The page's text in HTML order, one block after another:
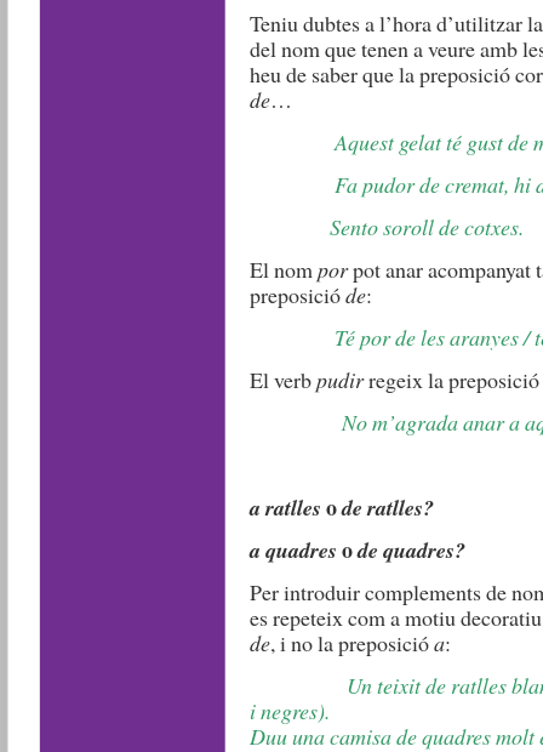
Teniu dubtes a l’hora d’utilitzar
del nom que tenen a veure amb
heu de saber que la preposició
de…
Aquest gelat té gust de
Fa pudor de cremat, hi
Sento soroll de cotxes.
El nom porpot anar acompanyat
preposicióde:
Té por de les aranyes /
El verbpudirregeix la preposició
No m’agrada anar a
a ratlles ode ratlles?
a quadres ode quadres?
Per introduir complements de
es repeteix com a motiu
de, i no la preposicióa:
Un teixit de ratlles
i negres).
Duu una camisa de quadres